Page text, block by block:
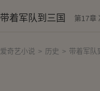
带着军队到三国 第17章
爱奇艺小说 > 历史 > 带着军队